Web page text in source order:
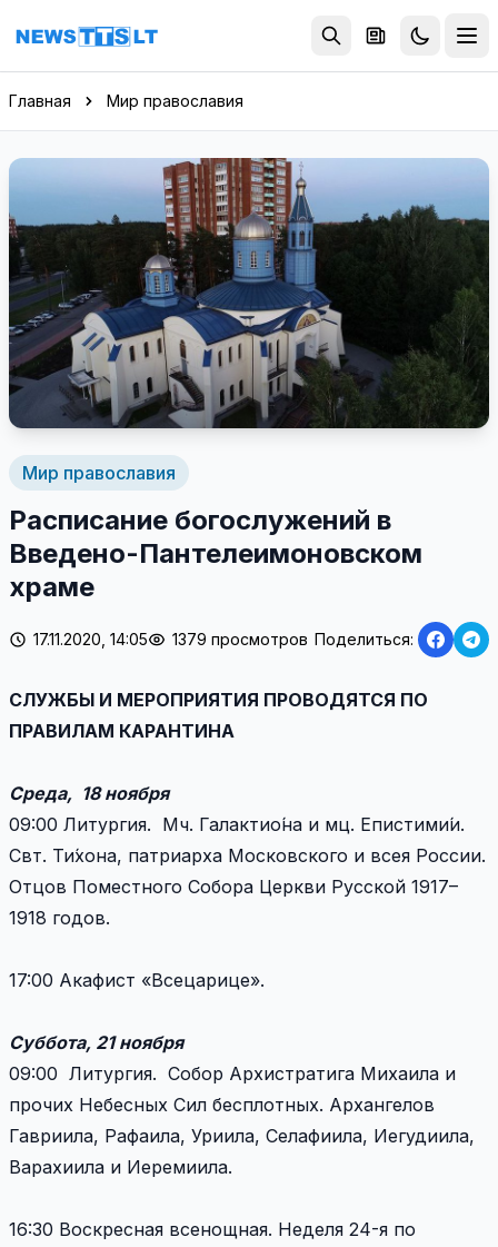
Перейти к содержимому
Главная Мир православия
Мир православия
Расписание богослужений в
Введено-Пантелеимоновском
храме
17.11.2020, 14:05 1379 просмотров Поделиться:
СЛУЖБЫ И МЕРОПРИЯТИЯ ПРОВОДЯТСЯ ПО
ПРАВИЛАМ КАРАНТИНА
Среда, 18 ноября
09:00 Литургия. Мч. Галактио́на и мц. Епистими́и.
Свт. Ти́хона, патриарха Московского и всея России.
Отцов Поместного Собора Церкви Русской 1917–
1918 годов.
17:00 Акафист «Всецарице».
Суббота, 21 ноября
09:00 Литургия. Собор Архистратига Михаила и
прочих Небесных Сил бесплотных. Архангелов
Гавриила, Рафаила, Уриила, Селафиила, Иегудиила,
Варахиила и Иеремиила.
16:30 Воскресная всенощная. Неделя 24-я по